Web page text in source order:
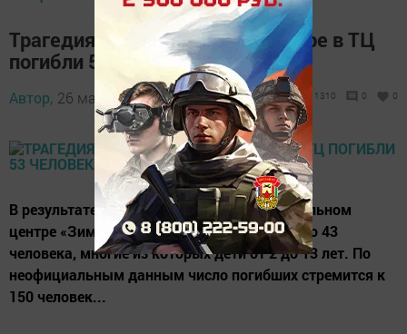
Трагедия в Кемерово: при пожаре в ТЦ
погибли 53 человека
Автор, 26 марта 2018 - 05:28 1310 0 0
В результате пожара в торгово-развлекательном
центре «Зимняя вишня» в Кемерово погибло 43
человека, многие из которых дети от 2 до 13 лет. По
неофициальным данным число погибших стремится к
150 человек...